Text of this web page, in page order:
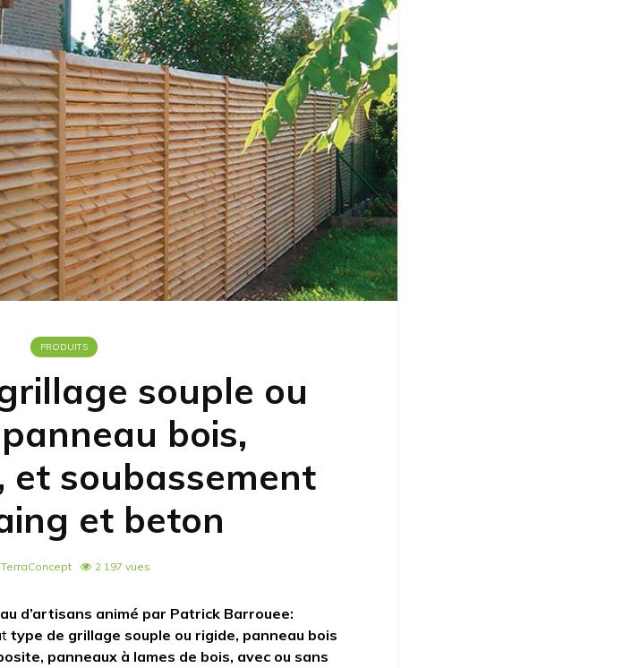
PRODUITS
souple ou
bois,
et soubassement
et beton
TerraConcept 2 197 vues
d’artisans animé par Patrick Barrouee:
type de grillage souple ou rigide, panneau bois
panneaux à lames de bois, avec ou sans